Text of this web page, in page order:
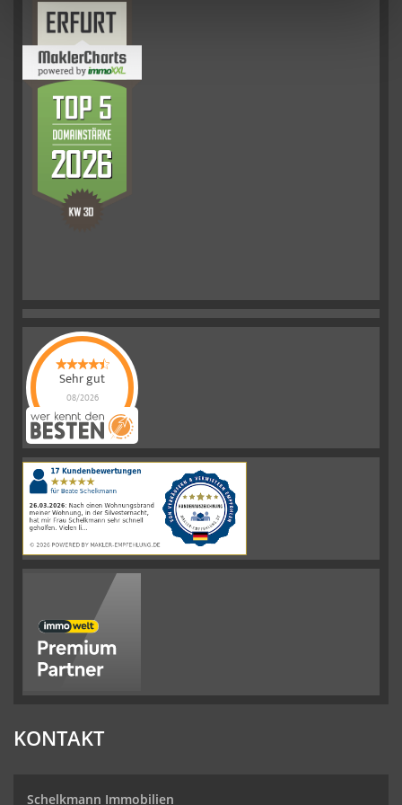
Sehr gut
08/2026
Schelkmann
Immobilienhat
|110Schelkmann
ImmobilienBewertungen
auf
werkenntdenBESTEN.de
KONTAKT
Schelkmann Immobilien